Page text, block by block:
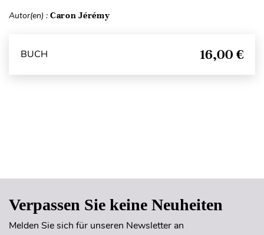
Autor(en) : Caron Jérémy
BUCH 16,00 €
Verpassen Sie keine Neuheiten
Melden Sie sich für unseren Newsletter an